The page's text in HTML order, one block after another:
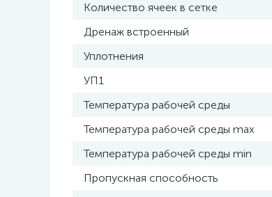
Количество ячеек в сетке
Дренаж встроенный
Уплотнения
УП1
Температура рабочей среды
Температура рабочей среды max
Температура рабочей среды min
Пропускная способность